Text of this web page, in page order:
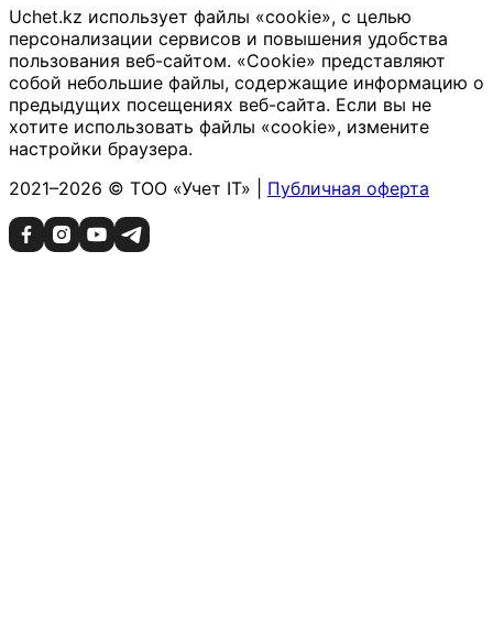
Uchet.kz использует файлы «cookie», с целью
персонализации сервисов и повышения удобства
пользования веб-сайтом. «Cookie» представляют
собой небольшие файлы, содержащие информацию о
предыдущих посещениях веб-сайта. Если вы не
хотите использовать файлы «cookie», измените
настройки браузера.
2021–2026 © ТОО «Учет IT» | Публичная оферта